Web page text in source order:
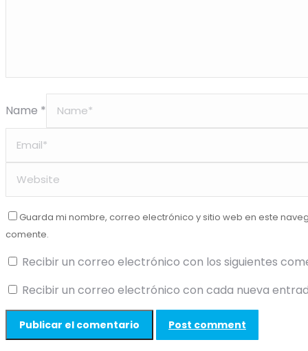
Name *
Guarda mi nombre, correo electrónico y sitio web en este
comente.
Recibir un correo electrónico con los siguientes
Recibir un correo electrónico con cada nueva
Post comment